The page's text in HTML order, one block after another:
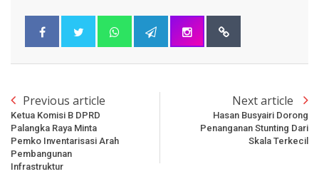
Previous article
Ketua Komisi B DPRD
Palangka Raya Minta
Pemko Inventarisasi Arah
Pembangunan
Infrastruktur
Next article
Hasan Busyairi Dorong
Penanganan Stunting Dari
Skala Terkecil